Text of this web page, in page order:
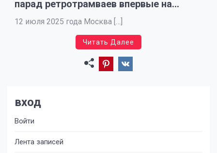
парад ретротрамваев впервые на
Сергия Радонежского
12 июля 2025 года Москва […]
Читать Далее
вход
Войти
Лента записей